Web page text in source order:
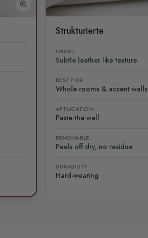
Strukturierte
FINISH
Subtle leather like texture
BEST FOR
Whole rooms & accent walls
APPLICATION
Paste the wall
REMOVABLE
Peels off dry, no residue
DURABILITY
Hard-wearing